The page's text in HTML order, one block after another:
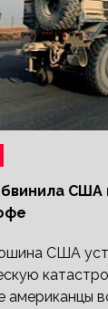
США
США
американцы